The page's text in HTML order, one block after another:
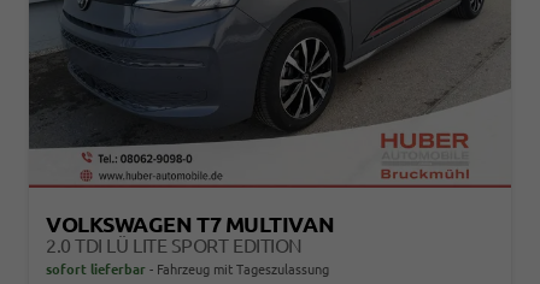
VOLKSWAGEN T7 MULTIVAN
2.0 TDI LÜ LITE SPORT EDITION
sofort lieferbar Fahrzeug mit Tageszulassung